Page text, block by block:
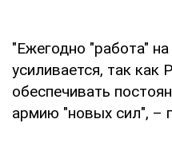
"Ежегодно "работа"
усиливается, так как
обеспечивать
армию "новых сил", –